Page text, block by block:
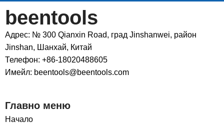
beentools
Адрес: № 300 Qianxin Road, град Jinshanwei, район
Jinshan, Шанхай, Китай
Телефон: +86-18020488605
Имейл: beentools@beentools.com
Главно меню
Начало